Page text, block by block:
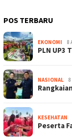
POS TERBARU
EKONOMI 8
PLN UP3
NASIONAL
KESEHATAN
Peserta